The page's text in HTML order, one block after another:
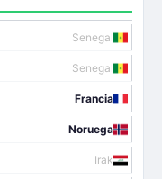
Senegal
Senegal
Francia
Noruega
Irak